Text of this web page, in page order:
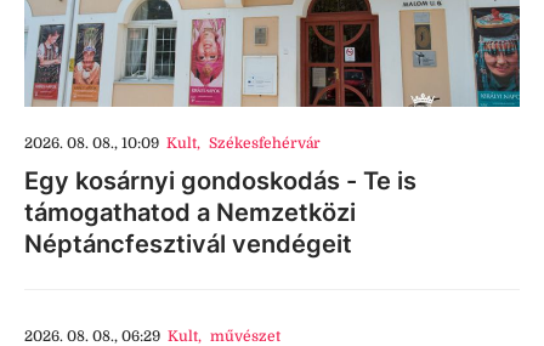
2026. 08. 08., 10:09 Kult, Székesfehérvár
Egy kosárnyi gondoskodás - Te is
támogathatod a Nemzetközi
Néptáncfesztivál vendégeit
2026. 08. 08., 06:29 Kult, művészet